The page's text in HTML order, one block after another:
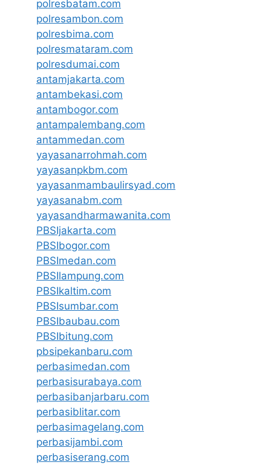
polresbatam.com
polresambon.com
polresbima.com
polresmataram.com
polresdumai.com
antamjakarta.com
antambekasi.com
antambogor.com
antampalembang.com
antammedan.com
yayasanarrohmah.com
yayasanpkbm.com
yayasanmambaulirsyad.com
yayasanabm.com
yayasandharmawanita.com
PBSIjakarta.com
PBSIbogor.com
PBSImedan.com
PBSIlampung.com
PBSIkaltim.com
PBSIsumbar.com
PBSIbaubau.com
PBSIbitung.com
pbsipekanbaru.com
perbasimedan.com
perbasisurabaya.com
perbasibanjarbaru.com
perbasiblitar.com
perbasimagelang.com
perbasijambi.com
perbasiserang.com